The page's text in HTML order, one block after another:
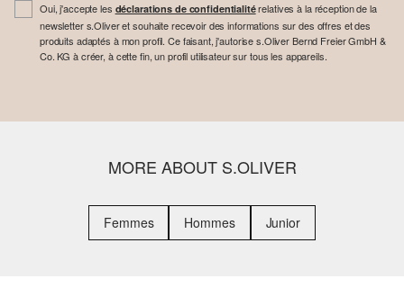
Oui, j'accepte les déclarations de confidentialitérelatives à la réception de la
newsletter s.Oliver et souhaite recevoir des informations sur des offres et des
produits adaptés à mon profil. Ce faisant, j'autorise s.Oliver Bernd Freier GmbH &
Co. KG à créer, à cette fin, un profil utilisateur sur tous les appareils.
MORE ABOUT S.OLIVER
Femmes Hommes Junior